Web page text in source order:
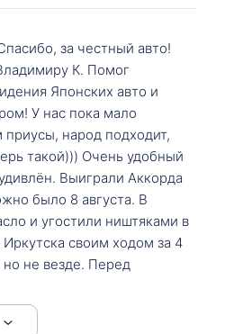
за честный авто!
К. Помог
Японских авто и
У нас пока мало
народ подходит,
такой))) Очень удобный
Выиграли Аккорда
было 8 августа. В
и угостили ништяками в
своим ходом за 4
не везде. Перед